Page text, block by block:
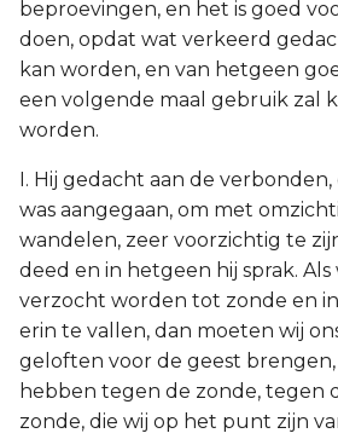
beproevingen, en het is goed
doen, opdat wat verkeerd
kan worden, en van hetgeen
een volgende maal gebruik zal
worden.
I. Hij gedacht aan de verbonden,
was aangegaan, om met
wandelen, zeer voorzichtig te
deed en in hetgeen hij sprak.
verzocht worden tot zonde en
erin te vallen, dan moeten wij
geloften voor de geest brengen,
hebben tegen de zonde, tegen
zonde, die wij op het punt zijn